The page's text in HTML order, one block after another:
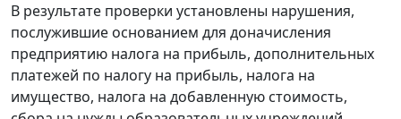
В результате проверки установлены нарушения,
послужившие основанием для доначисления
предприятию налога на прибыль, дополнительных
платежей по налогу на прибыль, налога на
имущество, налога на добавленную стоимость,